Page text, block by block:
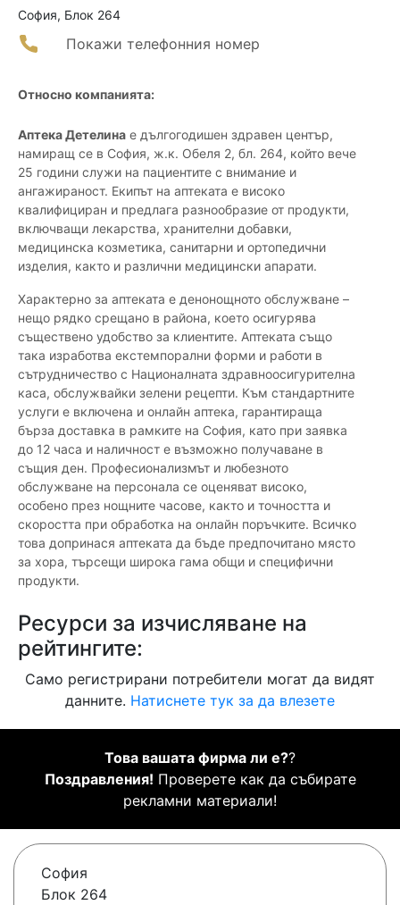
София, Блок 264
Покажи телефонния номер
Относно компанията:
Аптека Детелина е дългогодишен здравен център,
намиращ се в София, ж.к. Обеля 2, бл. 264, който вече
25 години служи на пациентите с внимание и
ангажираност. Екипът на аптеката е високо
квалифициран и предлага разнообразие от продукти,
включващи лекарства, хранителни добавки,
медицинска козметика, санитарни и ортопедични
изделия, както и различни медицински апарати.
Характерно за аптеката е денонощното обслужване –
нещо рядко срещано в района, което осигурява
съществено удобство за клиентите. Аптеката също
така изработва екстемпорални форми и работи в
сътрудничество с Националната здравноосигурителна
каса, обслужвайки зелени рецепти. Към стандартните
услуги е включена и онлайн аптека, гарантираща
бърза доставка в рамките на София, като при заявка
до 12 часа и наличност е възможно получаване в
същия ден. Професионализмът и любезното
обслужване на персонала се оценяват високо,
особено през нощните часове, както и точността и
скоростта при обработка на онлайн поръчките. Всичко
това допринася аптеката да бъде предпочитано място
за хора, търсещи широка гама общи и специфични
продукти.
Ресурси за изчисляване на
рейтингите:
Само регистрирани потребители могат да видят
данните. Натиснете тук за да влезете
Това вашата фирма ли е??
Поздравления! Проверете как да събирате
рекламни материали!
София
Блок 264